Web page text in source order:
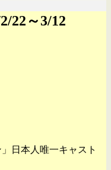
22～3/12
日本人唯一キャスト